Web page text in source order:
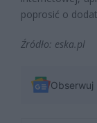
poprosić o
Źródło: eska.pl
Obserwuj